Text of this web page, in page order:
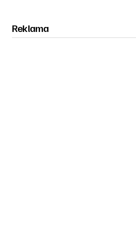
Reklama